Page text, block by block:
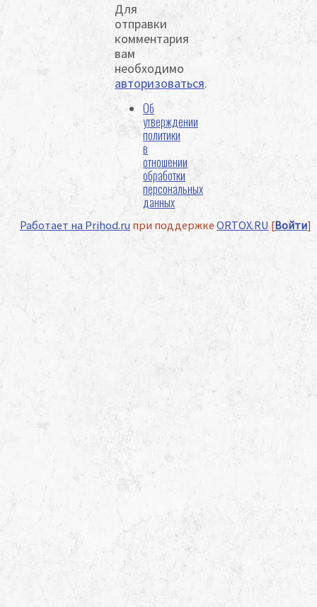
Для
отправки
комментария
вам
необходимо
авторизоваться.
Об
утверждении
политики
в
отношении
обработки
персональных
данных
Работает на Prihod.ru при поддержкеORTOX.RU [Войти]